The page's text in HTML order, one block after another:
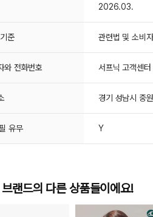
2026.03.
준 관련법 및 소비
와 전화번호 서프닉 고객센
경기 성남시 중
유무 Y
랜드의 다른 상품들이에요!